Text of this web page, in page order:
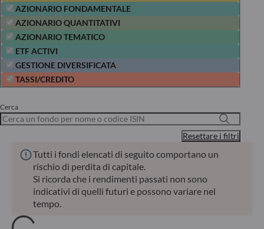
AZIONARIO FONDAMENTALE
AZIONARIO QUANTITATIVI
AZIONARIO TEMATICO
ETF ACTIVI
GESTIONE DIVERSIFICATA
TASSI/CREDITO
Cerca
Resettare i filtri
Tutti i fondi elencati di seguito comportano un
rischio di perdita di capitale.
Si ricorda che i rendimenti passati non sono
indicativi di quelli futuri e possono variare nel
tempo.